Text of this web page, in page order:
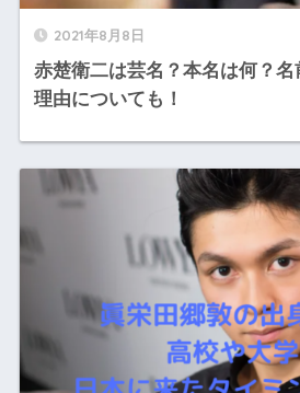
2021年8月8日
赤楚衛二は芸名？本名は何？
理由についても！